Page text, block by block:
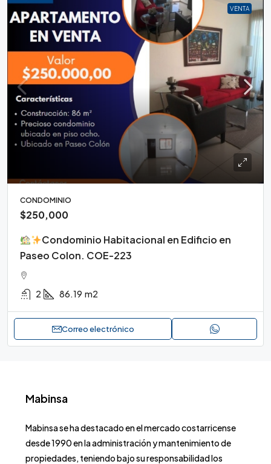
VENTA
CONDOMINIO
$250,000
Condominio Habitacional en Edificio en
Paseo Colon. COE-223
2 86.19 m2
Correo electrónico
Mabinsa
Mabinsa se ha destacado en el mercado costarricense
desde 1990 en la administración y mantenimiento de
propiedades, teniendo bajo su responsabilidad los